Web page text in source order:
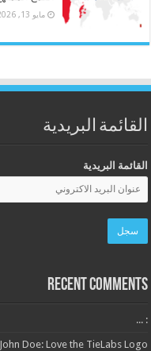
مايو 13, 2026
القائمة البريدية
القائمة البريدية
Recent Comments
: ...
John Doe: Love the TieLabs Logo :)...